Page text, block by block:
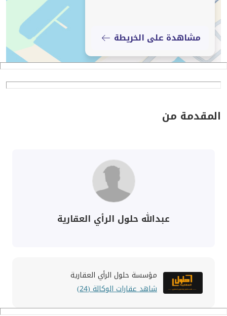
مشاهدة على الخريطة
المقدمة من
عبدالله حلول الرأي العقارية
مؤسسة حلول الرأي العقارية
شاهد عقارات الوكالة (24)